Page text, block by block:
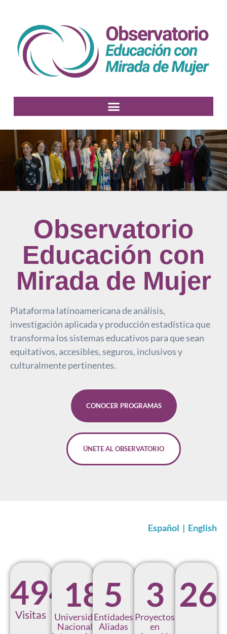
Observatorio
Educación con
Mirada de Mujer
Plataforma latinoamericana de análisis,
investigación aplicada y producción estadística que
transforma los sistemas educativos para que sean
equitativos, accesibles, seguros, inclusivos y
culturalmente pertinentes.
CONOCER PROGRAMAS
ÚNETE AL OBSERVATORIO
Español | English
494
Visitas
18
Universidades
Nacionales e
5
Entidades
Aliadas
3
Proyectos
en
26